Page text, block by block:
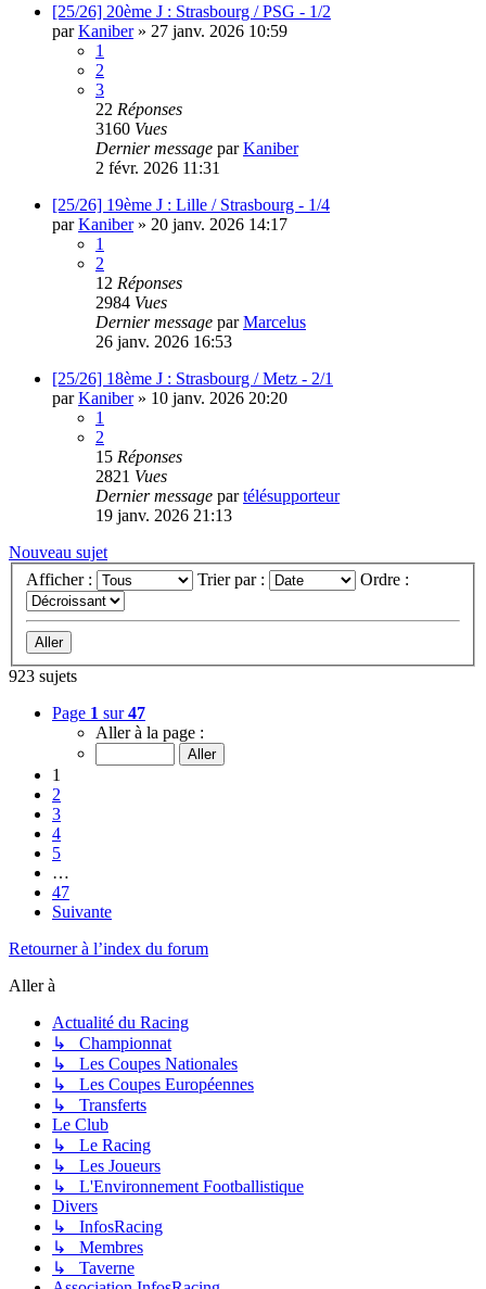
[25/26] 20ème J : Strasbourg / PSG - 1/2
parKaniber» 27 janv. 2026 10:59
1
2
3
22 Réponses
3160 Vues
Dernier message parKaniber
2 févr. 2026 11:31
[25/26] 19ème J : Lille / Strasbourg - 1/4
parKaniber» 20 janv. 2026 14:17
1
2
12 Réponses
2984 Vues
Dernier message parMarcelus
26 janv. 2026 16:53
[25/26] 18ème J : Strasbourg / Metz - 2/1
parKaniber» 10 janv. 2026 20:20
1
2
15 Réponses
2821 Vues
Dernier message partélésupporteur
19 janv. 2026 21:13
Nouveau sujet
Afficher :
Trier par : Ordre :
923 sujets
Page 1 sur47
Aller à la page :
1
2
3
4
5
…
47
Suivante
Retourner à l’index du forum
Aller à
Actualité du Racing
↳ Championnat
↳ Les Coupes Nationales
↳ Les Coupes Européennes
↳ Transferts
Le Club
↳ Le Racing
↳ Les Joueurs
↳ L'Environnement Footballistique
Divers
↳ InfosRacing
↳ Membres
↳ Taverne